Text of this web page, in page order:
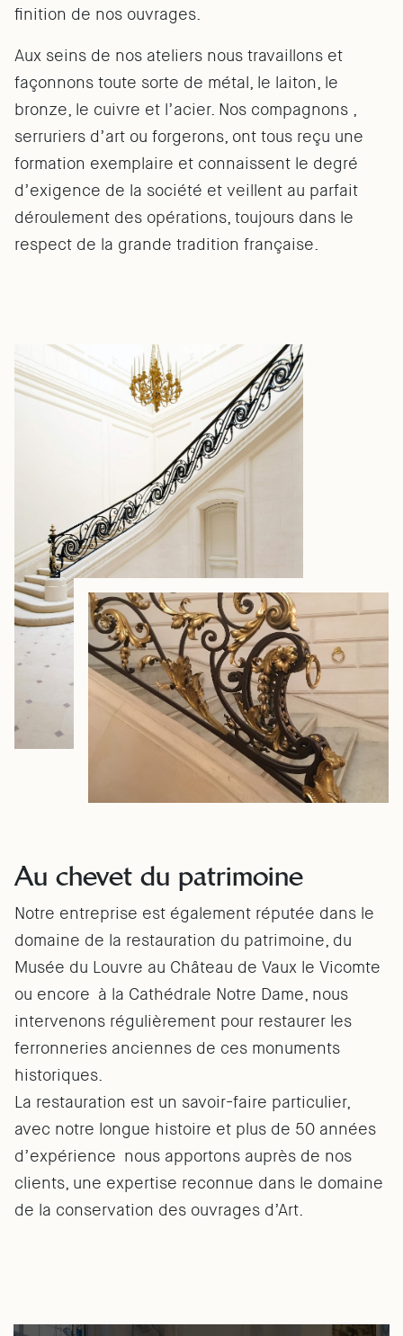
finition de nos ouvrages.
Aux seins de nos ateliers nous travaillons et
façonnons toute sorte de métal, le laiton, le
bronze, le cuivre et l’acier. Nos compagnons ,
serruriers d’art ou forgerons, ont tous reçu une
formation exemplaire et connaissent le degré
d’exigence de la société et veillent au parfait
déroulement des opérations, toujours dans le
respect de la grande tradition française.
Au chevet du patrimoine
Notre entreprise est également réputée dans le
domaine de la restauration du patrimoine, du
Musée du Louvre au Château de Vaux le Vicomte
ou encore à la Cathédrale Notre Dame, nous
intervenons régulièrement pour restaurer les
ferronneries anciennes de ces monuments
historiques.
La restauration est un savoir-faire particulier,
avec notre longue histoire et plus de 50 années
d’expérience nous apportons auprès de nos
clients, une expertise reconnue dans le domaine
de la conservation des ouvrages d’Art.